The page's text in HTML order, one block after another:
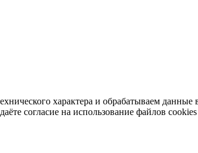
характера и обрабатываем данные
согласие на использование файлов